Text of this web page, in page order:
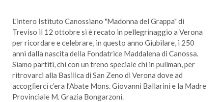
L'intero Istituto Canossiano "Madonna del Grappa" di
Treviso il 12 ottobre si è recato in pellegrinaggio a Verona
per ricordare e celebrare, in questo anno Giubilare, i 250
anni dalla nascita della Fondatrice Maddalena di Canossa.
Siamo partiti, chi con un treno speciale chi in pullman, per
ritrovarci alla Basilica di San Zeno di Verona dove ad
accoglierci c’era l’Abate Mons. Giovanni Ballarini e la Madre
Provinciale M. Grazia Bongarzoni.